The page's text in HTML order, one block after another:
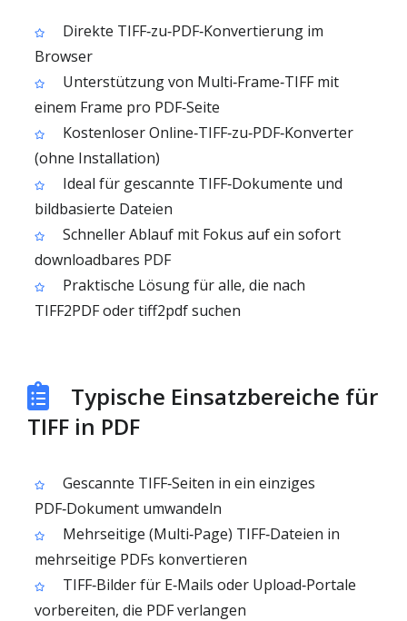
Direkte TIFF‑zu‑PDF‑Konvertierung im
Browser
Unterstützung von Multi‑Frame‑TIFF mit
einem Frame pro PDF‑Seite
Kostenloser Online‑TIFF‑zu‑PDF‑Konverter
(ohne Installation)
Ideal für gescannte TIFF‑Dokumente und
bildbasierte Dateien
Schneller Ablauf mit Fokus auf ein sofort
downloadbares PDF
Praktische Lösung für alle, die nach
TIFF2PDF oder tiff2pdf suchen
Typische Einsatzbereiche für
TIFF in PDF
Gescannte TIFF‑Seiten in ein einziges
PDF‑Dokument umwandeln
Mehrseitige (Multi‑Page) TIFF‑Dateien in
mehrseitige PDFs konvertieren
TIFF‑Bilder für E‑Mails oder Upload‑Portale
vorbereiten, die PDF verlangen